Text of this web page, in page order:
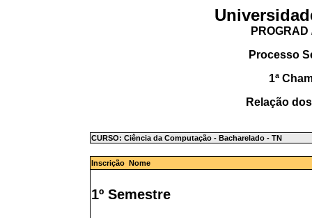
Processo
1ª
Relação
CURSO: Ciência da Computação - Bacharelado - TN
Inscrição Nome
1º Semestre